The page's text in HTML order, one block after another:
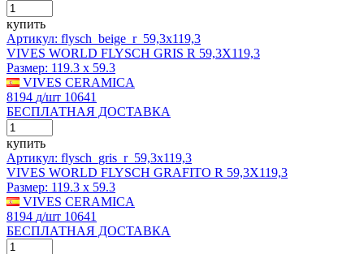
купить
Артикул: flysch_beige_r_59,3x119,3
VIVES WORLD FLYSCH GRIS R 59,3X119,3
Размер: 119.3 x 59.3
VIVES CERAMICA
8194 д/шт 10641
БЕСПЛАТНАЯ ДОСТАВКА
купить
Артикул: flysch_gris_r_59,3x119,3
VIVES WORLD FLYSCH GRAFITO R 59,3X119,3
Размер: 119.3 x 59.3
VIVES CERAMICA
8194 д/шт 10641
БЕСПЛАТНАЯ ДОСТАВКА